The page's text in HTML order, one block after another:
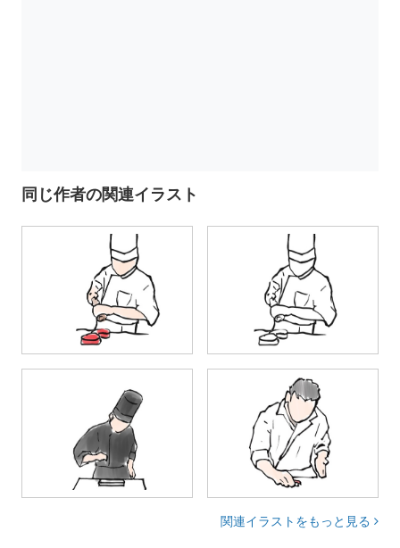
同じ作者の関連イラスト
関連イラストをもっと見る